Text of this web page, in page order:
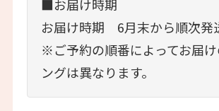
■お届け時期
お届け時期 6月末から順次発
※ご予約の順番によってお届
ングは異なります。